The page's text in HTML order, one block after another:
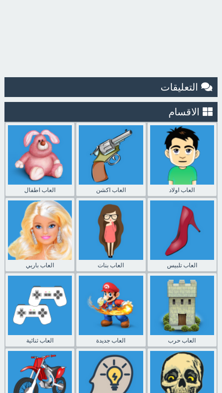
التعليقات
الاقسام
العاب اطفال العاب اكشن العاب اولاد
العاب باربي العاب بنات العاب تلبيس
العاب ثنائية العاب جديدة العاب حرب